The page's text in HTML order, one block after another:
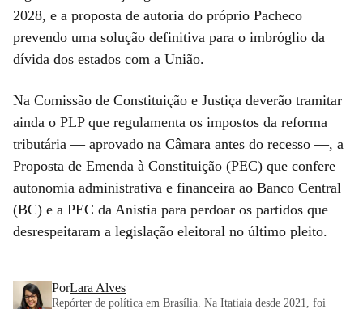
2028, e a proposta de autoria do próprio Pacheco
prevendo uma solução definitiva para o imbróglio da
dívida dos estados com a União.
Na Comissão de Constituição e Justiça deverão tramitar
ainda o PLP que regulamenta os impostos da reforma
tributária — aprovado na Câmara antes do recesso —, a
Proposta de Emenda à Constituição (PEC) que confere
autonomia administrativa e financeira ao Banco Central
(BC) e a PEC da Anistia para perdoar os partidos que
desrespeitaram a legislação eleitoral no último pleito.
PorLara Alves
Repórter de política em Brasília. Na Itatiaia desde 2021, foi